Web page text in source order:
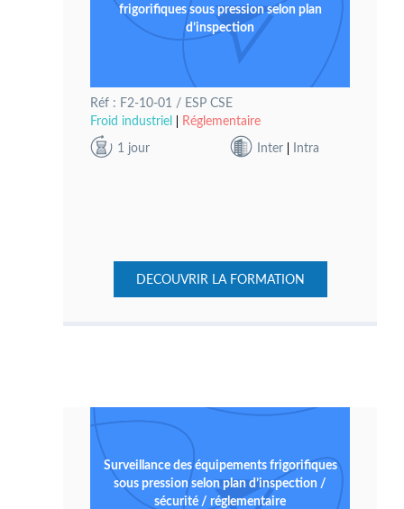
frigorifiques sous pression selon plan
d’inspection
Réf : F2-10-01 / ESP CSE
Froid industriel
Réglementaire
1 jour Inter Intra
DECOUVRIR LA FORMATION
Surveillance des équipements frigorifiques
sous pression selon plan d’inspection /
sécurité / réglementaire